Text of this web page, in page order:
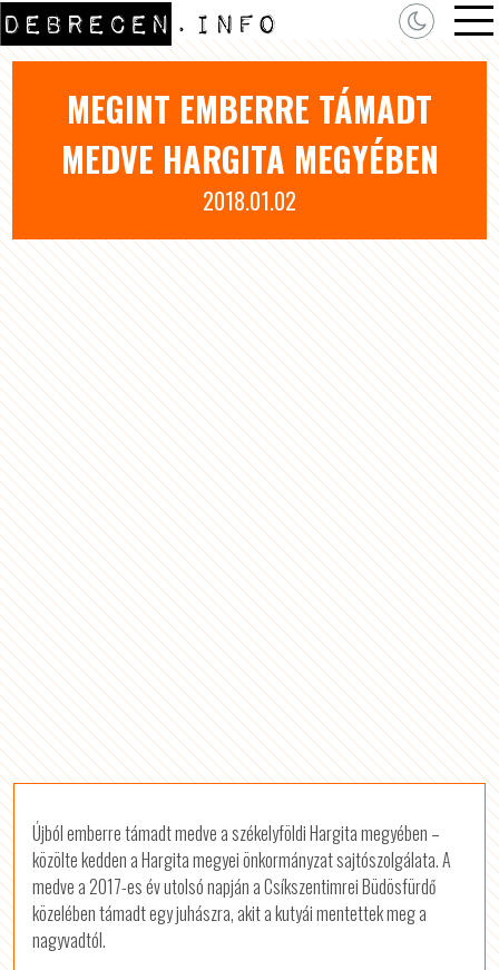
MEGINT EMBERRE TÁMADT
MEDVE HARGITA MEGYÉBEN
2018.01.02
Újból emberre támadt medve a székelyföldi Hargita megyében –
közölte kedden a Hargita megyei önkormányzat sajtószolgálata. A
medve a 2017-es év utolsó napján a Csíkszentimrei Büdösfürdő
közelében támadt egy juhászra, akit a kutyái mentettek meg a
nagyvadtól.